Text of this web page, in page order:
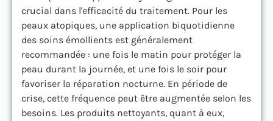
crucial dans l'efficacité du traitement. Pour les
peaux atopiques, une application biquotidienne
des soins émollients est généralement
recommandée : une fois le matin pour protéger la
peau durant la journée, et une fois le soir pour
favoriser la réparation nocturne. En période de
crise, cette fréquence peut être augmentée selon les
besoins. Les produits nettoyants, quant à eux,